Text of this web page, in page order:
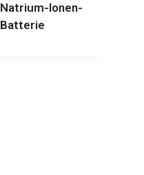
Natrium-Ionen-
Batterie